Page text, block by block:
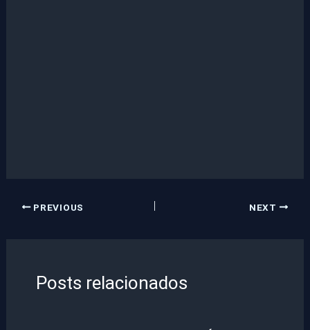
PREVIOUS NEXT
Posts relacionados